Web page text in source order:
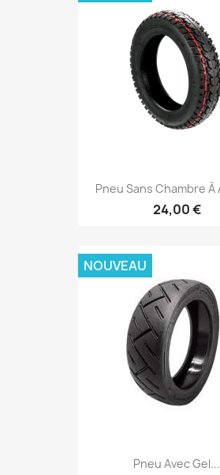
Pneu Sans Chambre À
24,00 €
Pneu Avec Gel...
NOUVEAU